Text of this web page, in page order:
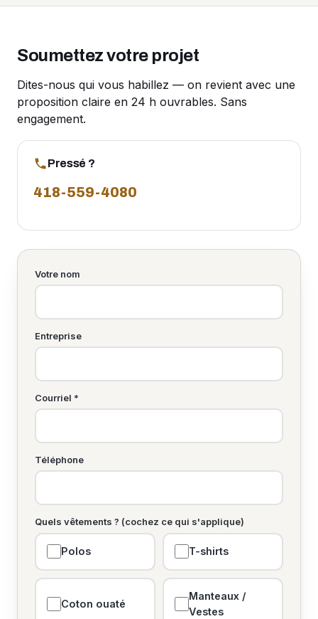
Soumettez votre projet
Dites-nous qui vous habillez — on revient avec une
proposition claire en 24 h ouvrables. Sans
engagement.
Pressé ?
418-559-4080
Votre nom
Entreprise
Courriel *
Téléphone
Quels vêtements ? (cochez ce qui s'applique)
Polos T-shirts
Coton ouaté
Manteaux /
Vestes